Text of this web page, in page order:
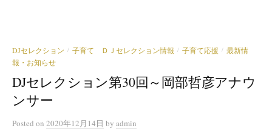
DJセレクション / 子育て ＤＪセレクション情報 / 子育て応援 / 最新情
報・お知らせ
DJセレクション第30回～岡部哲彦アナウ
ンサー
Posted on 2020年12月14日 by admin